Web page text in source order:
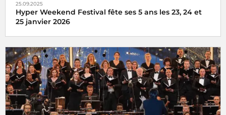
25.09.2025
Hyper Weekend Festival fête ses 5 ans les 23, 24 et
25 janvier 2026
l'Hyper Weekend Festival vous donne rendez-vous à la
Maison de la Radio et de la Musique les 23, 24 et 25 janvier
2026